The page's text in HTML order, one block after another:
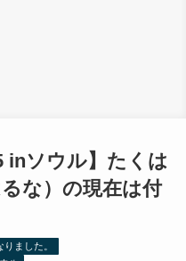
inソウル】たくは
な）の現在は付
ました。